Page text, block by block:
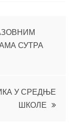
СУТРА
У СРЕДЊЕ
ШКОЛЕ